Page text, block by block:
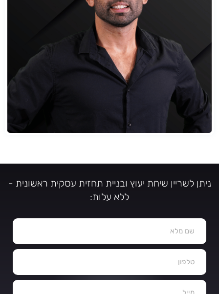
ניתן לשריין שיחת יעוץ ובניית תחזית עסקית ראשונית -
ללא עלות: